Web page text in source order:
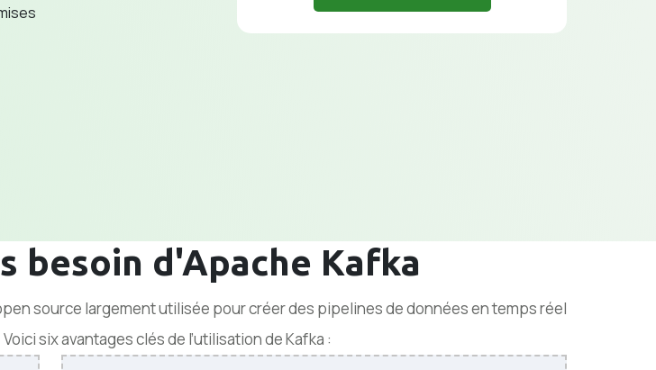
besoin d'Apache Kafka
source largement utilisée pour créer des pipelines de données en temps réel
six avantages clés de l’utilisation de Kafka :